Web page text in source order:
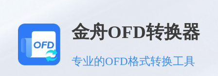
金舟OFD转换器
专业的OFD格式转换工具
就会用OFD转换器去转换然后发给他人